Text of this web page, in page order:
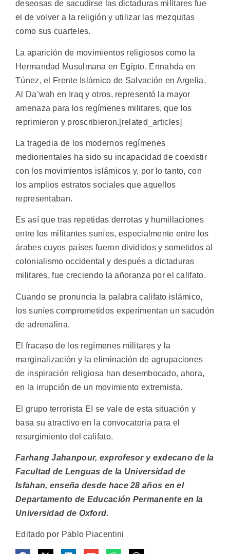
deseosas de sacudirse las dictaduras militares fue
el de volver a la religión y utilizar las mezquitas
como sus cuarteles.
La aparición de movimientos religiosos como la
Hermandad Musulmana en Egipto, Ennahda en
Túnez, el Frente Islámico de Salvación en Argelia,
Al Da’wah en Iraq y otros, representó la mayor
amenaza para los regímenes militares, que los
reprimieron y proscribieron.[related_articles]
La tragedia de los modernos regímenes
mediorientales ha sido su incapacidad de coexistir
con los movimientos islámicos y, por lo tanto, con
los amplios estratos sociales que aquellos
representaban.
Es así que tras repetidas derrotas y humillaciones
entre los militantes suníes, especialmente entre los
árabes cuyos países fueron divididos y sometidos al
colonialismo occidental y después a dictaduras
militares, fue creciendo la añoranza por el califato.
Cuando se pronuncia la palabra califato islámico,
los suníes comprometidos experimentan un sacudón
de adrenalina.
El fracaso de los regímenes militares y la
marginalización y la eliminación de agrupaciones
de inspiración religiosa han desembocado, ahora,
en la irrupción de un movimiento extremista.
El grupo terrorista EI se vale de esta situación y
basa su atractivo en la convocatoria para el
resurgimiento del califato.
Farhang Jahanpour, exprofesor y exdecano de la
Facultad de Lenguas de la Universidad de
Isfahan, enseña desde hace 28 años en el
Departamento de Educación Permanente en la
Universidad de Oxford.
Editado por Pablo Piacentini